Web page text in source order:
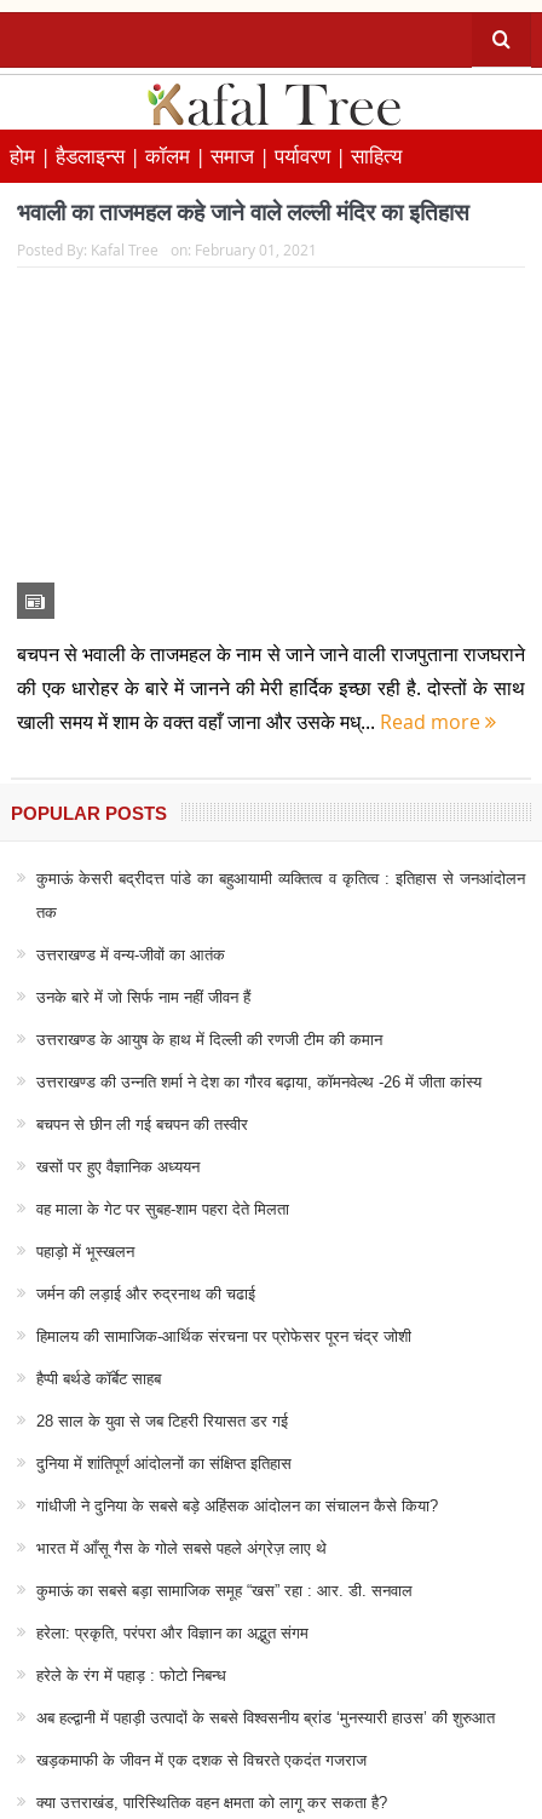
होम |हैडलाइन्स |कॉलम |समाज |पर्यावरण |साहित्य
भवाली का ताजमहल कहे जाने वाले लल्ली मंदिर का इतिहास
Posted By: Kafal Tree on: February 01, 2021
बचपन से भवाली के ताजमहल के नाम से जाने जाने वाली राजपुताना राजघराने
की एक धारोहर के बारे में जानने की मेरी हार्दिक इच्छा रही है. दोस्तों के साथ
खाली समय में शाम के वक्त वहाँ जाना और उसके मध्... Read more
POPULAR POSTS
कुमाऊं केसरी बद्रीदत्त पांडे का बहुआयामी व्यक्तित्व व कृतित्व : इतिहास से जनआंदोलन
तक
उत्तराखण्ड में वन्य-जीवों का आतंक
उनके बारे में जो सिर्फ नाम नहीं जीवन हैं
उत्तराखण्ड के आयुष के हाथ में दिल्ली की रणजी टीम की कमान
उत्तराखण्ड की उन्नति शर्मा ने देश का गौरव बढ़ाया, कॉमनवेल्थ -26 में जीता कांस्य
बचपन से छीन ली गई बचपन की तस्वीर
खसों पर हुए वैज्ञानिक अध्ययन
वह माला के गेट पर सुबह-शाम पहरा देते मिलता
पहाड़ो में भूस्खलन
जर्मन की लड़ाई और रुद्रनाथ की चढाई
हिमालय की सामाजिक-आर्थिक संरचना पर प्रोफेसर पूरन चंद्र जोशी
हैप्पी बर्थडे कॉर्बेट साहब
28 साल के युवा से जब टिहरी रियासत डर गई
दुनिया में शांतिपूर्ण आंदोलनों का संक्षिप्त इतिहास
गांधीजी ने दुनिया के सबसे बड़े अहिंसक आंदोलन का संचालन कैसे किया?
भारत में आँसू गैस के गोले सबसे पहले अंग्रेज़ लाए थे
कुमाऊं का सबसे बड़ा सामाजिक समूह “खस” रहा : आर. डी. सनवाल
हरेला: प्रकृति, परंपरा और विज्ञान का अद्भुत संगम
हरेले के रंग में पहाड़ : फोटो निबन्ध
अब हल्द्वानी में पहाड़ी उत्पादों के सबसे विश्वसनीय ब्रांड ‘मुनस्यारी हाउस’ की शुरुआत
खड़कमाफी के जीवन में एक दशक से विचरते एकदंत गजराज
क्या उत्तराखंड, पारिस्थितिक वहन क्षमता को लागू कर सकता है?